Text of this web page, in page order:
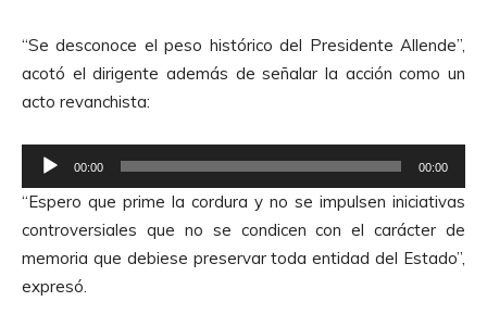
“Se desconoce el peso histórico del Presidente Allende”,
acotó el dirigente además de señalar la acción como un
acto revanchista:
e
p
r
o
d
00:00 00:00
“Espero que prime la cordura y no se impulsen iniciativas
controversiales que no se condicen con el carácter de
memoria que debiese preservar toda entidad del Estado”,
expresó.